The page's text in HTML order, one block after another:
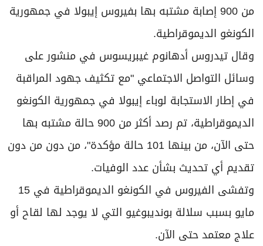
من 900 إصابة مشتبه بها بفيروس إيبولا في جمهورية
الكونغو الديموقراطية.
وقال تيدروس أدهانوم غيبريسوس في منشور على
وسائل التواصل الاجتماعي "مع تكثيف جهود المراقبة
في إطار الاستجابة لوباء إيبولا في جمهورية الكونغو
الديموقراطية، تم رصد أكثر من 900 حالة مشتبه بها
حتى الآن، من بينها 101 حالة مؤكدة"، من دون من دون
تقديم أي تحديث بشأن عدد الوفيات.
وتفشى الفيروس في الكونغو الديموقراطية في 15
مايو بسبب سلالة بونديبوغيو التي لا يوجد لها لقاح أو
علاج معتمد حتى الآن.